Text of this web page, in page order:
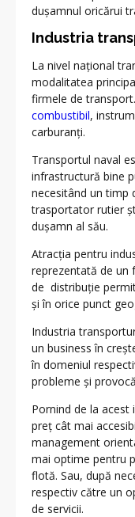
dușamnul oricărui
Industria
La nivel național
modalitatea
firmele de
combustibil,
carburanți.
Transportul naval
infrastructură bine
necesitând un timp
trasportator rutier
dușamn al său.
Atracția pentru
reprezentată de un
de distribuție
și în orice punct
Industria
un business în
în domeniul
probleme și
Pornind de la
preț cât mai
management
mai optime pentru
flotă. Sau, după
respectiv către un
de servicii.